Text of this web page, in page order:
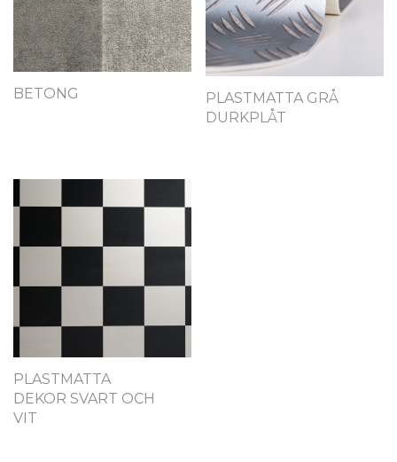
BETONG
PLASTMATTA GRÅ
DURKPLÅT
PLASTMATTA
DEKOR SVART OCH
VIT